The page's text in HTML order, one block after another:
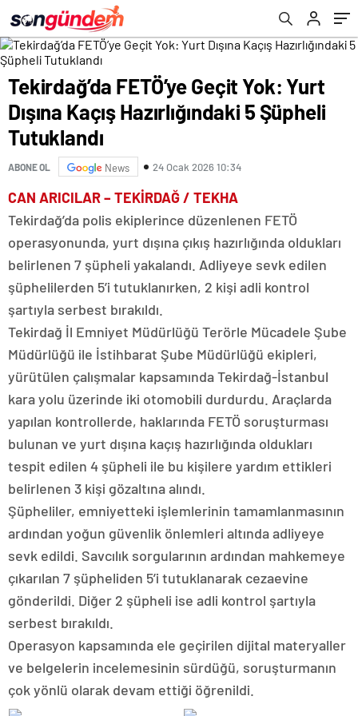
Tekirdağ’da FETÖ’ye Geçit Yok: Yurt
Dışına Kaçış Hazırlığındaki 5 Şüpheli
Tutuklandı
ABONE OL News 24 Ocak 2026 10:34
CAN ARICILAR – TEKİRDAĞ / TEKHA
Tekirdağ’da polis ekiplerince düzenlenen FETÖ
operasyonunda, yurt dışına çıkış hazırlığında oldukları
belirlenen 7 şüpheli yakalandı. Adliyeye sevk edilen
şüphelilerden 5’i tutuklanırken, 2 kişi adli kontrol
şartıyla serbest bırakıldı.
Tekirdağ İl Emniyet Müdürlüğü Terörle Mücadele Şube
Müdürlüğü ile İstihbarat Şube Müdürlüğü ekipleri,
yürütülen çalışmalar kapsamında Tekirdağ-İstanbul
kara yolu üzerinde iki otomobili durdurdu. Araçlarda
yapılan kontrollerde, haklarında FETÖ soruşturması
bulunan ve yurt dışına kaçış hazırlığında oldukları
tespit edilen 4 şüpheli ile bu kişilere yardım ettikleri
belirlenen 3 kişi gözaltına alındı.
Şüpheliler, emniyetteki işlemlerinin tamamlanmasının
ardından yoğun güvenlik önlemleri altında adliyeye
sevk edildi. Savcılık sorgularının ardından mahkemeye
çıkarılan 7 şüpheliden 5’i tutuklanarak cezaevine
gönderildi. Diğer 2 şüpheli ise adli kontrol şartıyla
serbest bırakıldı.
Operasyon kapsamında ele geçirilen dijital materyaller
ve belgelerin incelemesinin sürdüğü, soruşturmanın
çok yönlü olarak devam ettiği öğrenildi.